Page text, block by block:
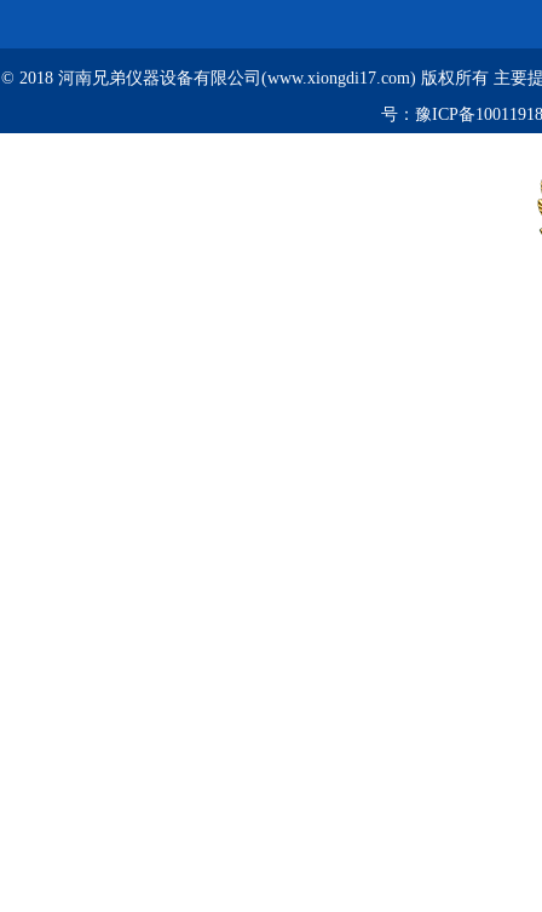
© 2018 河南兄弟仪器设备有限公司(www.xiongdi17.com) 版权所有 主要
号： 豫ICP备